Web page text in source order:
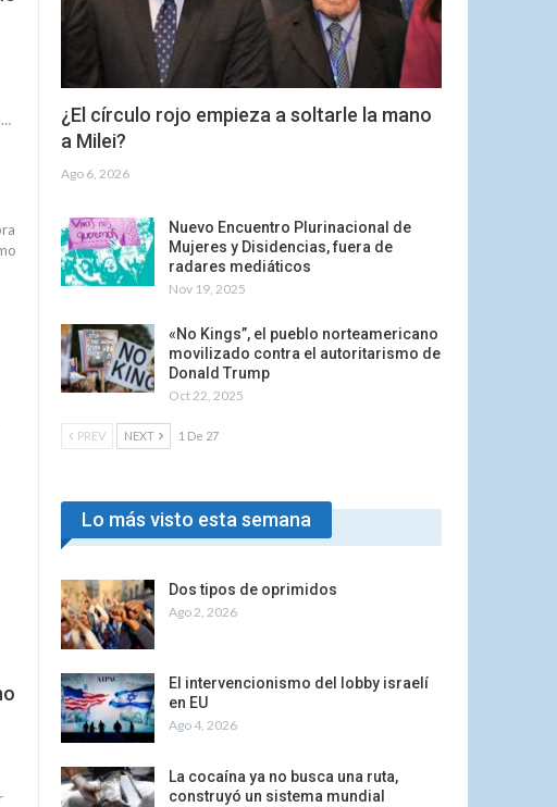
¿El círculo rojo empieza a soltarle la mano
a Milei?
Ago 6, 2026
Nuevo Encuentro Plurinacional de
Mujeres y Disidencias, fuera de
radares mediáticos
Nov 19, 2025
«No Kings”, el pueblo norteamericano
movilizado contra el autoritarismo de
Donald Trump
Oct 22, 2025
PREV NEXT 1 De 27
Lo más visto esta semana
Dos tipos de oprimidos
Ago 2, 2026
El intervencionismo del lobby israelí
en EU
Ago 4, 2026
La cocaína ya no busca una ruta,
construyó un sistema mundial